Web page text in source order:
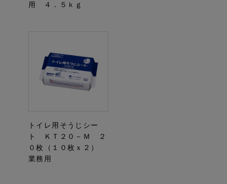
用 ４．５ｋｇ
トイレ用そうじシー
ト ＫＴ２０－Ｍ ２
０枚（１０枚ｘ２）
業務用